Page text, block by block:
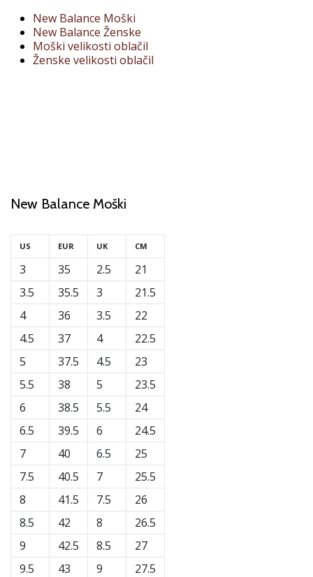
mi?
Pridruži
se
nam
članke
New Balance Moški
New Balance Ženske
Moški velikosti oblačil
Ženske velikosti oblačil
New Balance Moški
US
3
3.5
4
4.5
5
5.5
6
6.5
7
7.5
8
8.5
9
9.5
EUR
35
35.5
36
37
37.5
38
38.5
39.5
40
40.5
41.5
42
42.5
43
UK
2.5
3
3.5
4
4.5
5
5.5
6
6.5
7
7.5
8
8.5
9
CM
21
21.5
22
22.5
23
23.5
24
24.5
25
25.5
26
26.5
27
27.5